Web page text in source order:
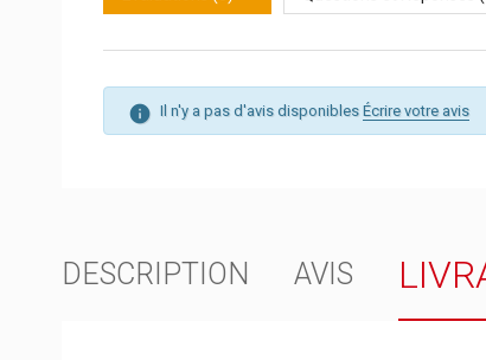
Il n'y a pas d'avis disponibles Écrire votre avis
DESCRIPTION AVIS